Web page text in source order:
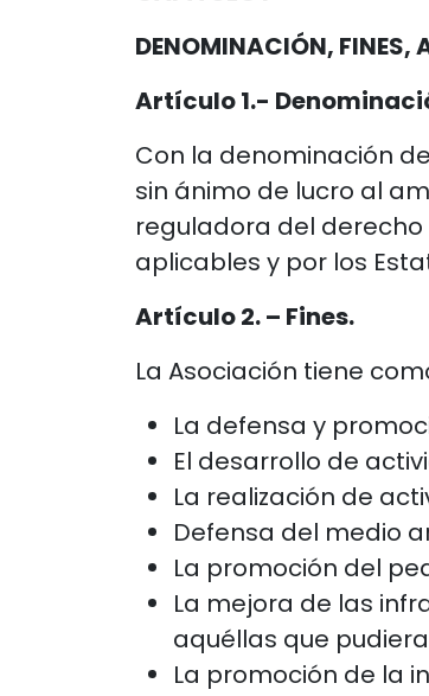
DENOMINACIÓN, FINES,
Artículo 1.-
Con la denominación
sin ánimo de lucro al
reguladora del
aplicables y por los
Artículo 2. – Fines.
La Asociación tiene
La defensa y
El desarrollo de
La realización de
Defensa del medio
La promoción del
La mejora de las
aquéllas que
La promoción de la